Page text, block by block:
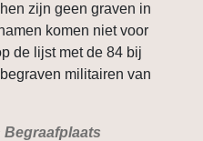
zijn geen graven in
komen niet voor
de lijst met de 84 bij
militairen van
Begraafplaats